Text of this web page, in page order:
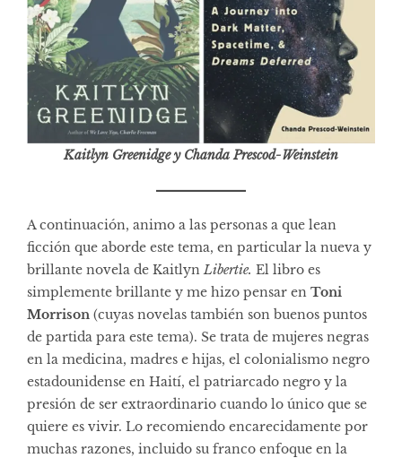
Kaitlyn Greenidge y Chanda Prescod-Weinstein
A continuación, animo a las personas a que lean
ficción que aborde este tema, en particular la nueva y
brillante novela de Kaitlyn Libertie. El libro es
simplemente brillante y me hizo pensar en Toni
Morrison (cuyas novelas también son buenos puntos
de partida para este tema). Se trata de mujeres negras
en la medicina, madres e hijas, el colonialismo negro
estadounidense en Haití, el patriarcado negro y la
presión de ser extraordinario cuando lo único que se
quiere es vivir. Lo recomiendo encarecidamente por
muchas razones, incluido su franco enfoque en la